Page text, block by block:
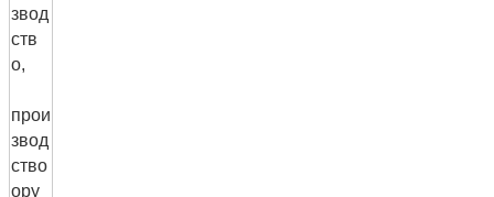
звод
ств
о,
прои
звод
ство
ору